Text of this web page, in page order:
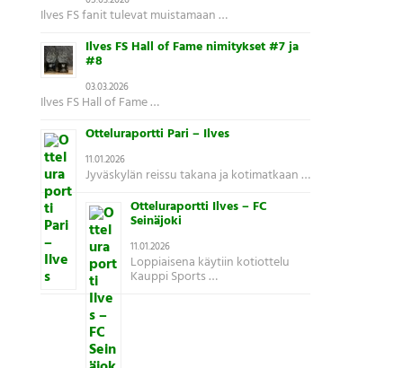
Ilves FS fanit tulevat muistamaan …
Ilves FS Hall of Fame nimitykset #7 ja
#8
03.03.2026
Ilves FS Hall of Fame …
Otteluraportti Pari – Ilves
11.01.2026
Jyväskylän reissu takana ja kotimatkaan …
Otteluraportti Ilves – FC
Seinäjoki
11.01.2026
Loppiaisena käytiin kotiottelu
Kauppi Sports …